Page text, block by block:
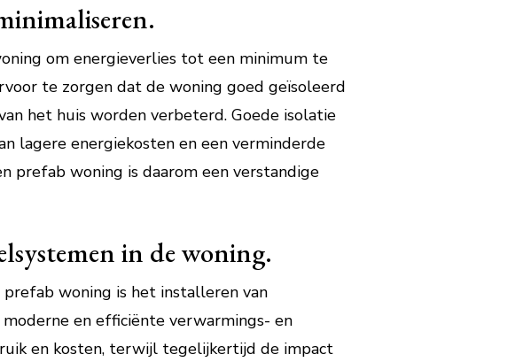
om energieverlies tot een minimum te
te zorgen dat de woning goed geïsoleerd
het huis worden verbeterd. Goede isolatie
lagere energiekosten en een verminderde
prefab woning is daarom een verstandige
in de woning.
woning is het installeren van
en efficiënte verwarmings- en
en kosten, terwijl tegelijkertijd de impact